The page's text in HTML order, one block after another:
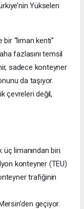
Yükselen
bir “liman kenti”
fazlasını temsil
sadece konteyner
da taşıyor.
çevreleri değil,
üç limanından biri.
konteyner (TEU)
trafiğinin
geçiyor.